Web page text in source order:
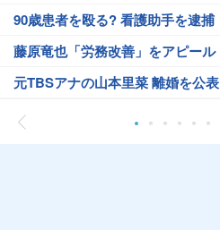
90歳患者を殴る? 看護助手を逮捕
藤原竜也「労務改善」をアピール
元TBSアナの山本里菜 離婚を公表